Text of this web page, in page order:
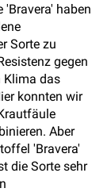
'Bravera' haben
Sorte zu
gegen
Klima das
konnten wir
Aber
'Bravera'
die Sorte sehr